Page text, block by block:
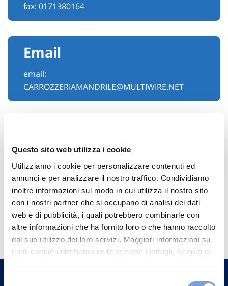
Questo sito web utilizza i cookie
Utilizziamo i cookie per personalizzare contenuti ed
annunci e per analizzare il nostro traffico. Condividiamo
inoltre informazioni sul modo in cui utilizza il nostro sito
con i nostri partner che si occupano di analisi dei dati
web e di pubblicità, i quali potrebbero combinarle con
altre informazioni che ha fornito loro o che hanno raccolto
dal suo utilizzo dei loro servizi. Maggiori informazioni su
quali cookie utilizziamo nella sezione Dettagli. Scopra di
più su chi siamo, come può contattarci e come trattiamo i
fax: 0171380164
Email
email:
CARROZZERIAMANDRILE@MULTIWIRE.NET
Hai bisogno di
informazioni?
Trova l'Agenzia più vicina a te e parla con
un nostro Agente.